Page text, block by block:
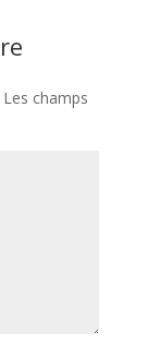
Les champs